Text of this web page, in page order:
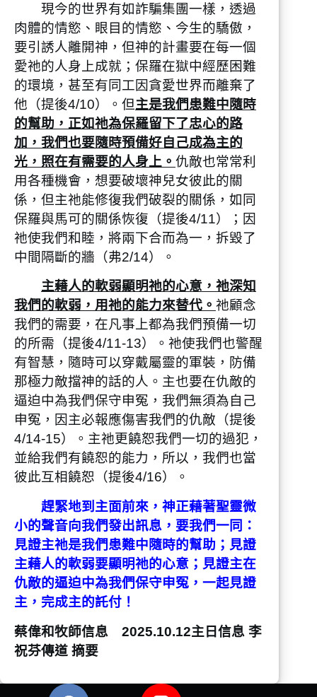
現今的世界有如詐騙集團一樣，透過
肉體的情慾、眼目的情慾、今生的驕傲，
要引誘人離開神，但神的計畫要在每一個
愛祂的人身上成就；保羅在獄中經歷困難
的環境，甚至有同工因貪愛世界而離棄了
他（提後4/10）。但主是我們患難中隨時
的幫助，正如祂為保羅留下了忠心的路
加，我們也要隨時預備好自己成為主的
光，照在有需要的人身上。 仇敵也常常利
用各種機會，想要破壞神兒女彼此的關
係，但主祂能修復我們破裂的關係，如同
保羅與馬可的關係恢復（提後4/11）；因
祂使我們和睦，將兩下合而為一，拆毀了
中間隔斷的牆（弗2/14）。
主藉人的軟弱顯明祂的心意，祂深知
我們的軟弱，用祂的能力來替代。 祂顧念
我們的需要，在凡事上都為我們預備一切
的所需（提後4/11-13）。祂使我們也警醒
有智慧，隨時可以穿戴屬靈的軍裝，防備
那極力敵擋神的話的人。主也要在仇敵的
逼迫中為我們保守申冤，我們無須為自己
申冤，因主必報應傷害我們的仇敵（提後
4/14-15）。主祂更饒恕我們一切的過犯，
並給我們有饒恕的能力，所以，我們也當
彼此互相饒恕（提後4/16）。
趕緊地到主面前來，神正藉著聖靈微
小的聲音向我們發出訊息，要我們一同：
見證主祂是我們患難中隨時的幫助；見證
主藉人的軟弱要顯明祂的心意；見證主在
仇敵的逼迫中為我們保守申冤，一起見證
主，完成主的託付！
蔡偉和牧師信息 2025.10.12主日信息 李
祝芬傳道 摘要